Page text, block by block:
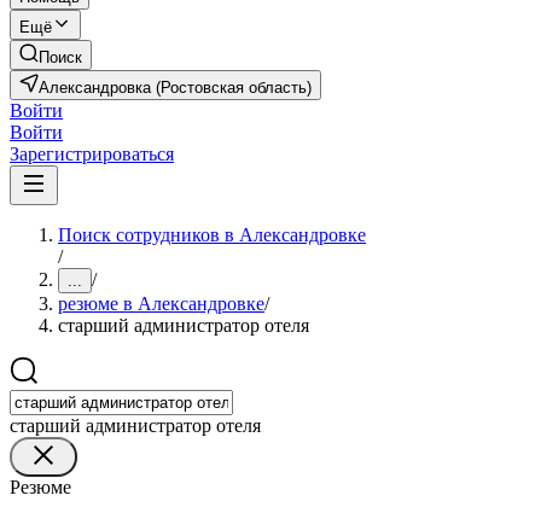
Ещё
Поиск
Александровка (Ростовская область)
Войти
Войти
Зарегистрироваться
Поиск сотрудников в Александровке
/
... /
резюме в Александровке/
старший администратор отеля
старший администратор отеля
Резюме